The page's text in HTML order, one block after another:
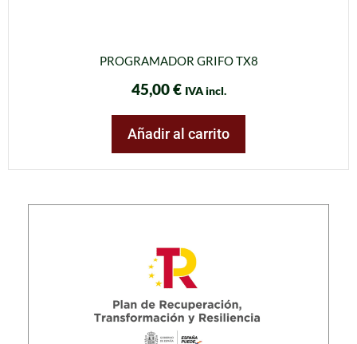
PROGRAMADOR GRIFO TX8
45,00€ IVA incl.
Añadir al carrito